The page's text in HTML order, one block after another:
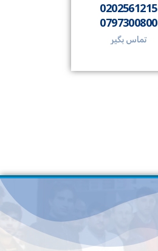
0202561215
0797300800
تماس بگیر